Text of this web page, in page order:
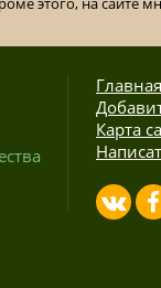
Главная
Карта